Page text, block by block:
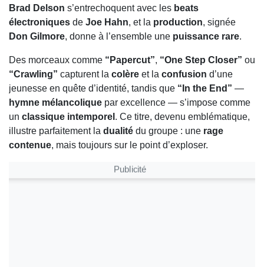
Brad Delson s’entrechoquent avec les beats
électroniques de Joe Hahn, et la production, signée
Don Gilmore, donne à l’ensemble une puissance rare.
Des morceaux comme “Papercut”, “One Step Closer” ou
“Crawling” capturent la colère et la confusion d’une
jeunesse en quête d’identité, tandis que “In the End” —
hymne mélancolique par excellence — s’impose comme
un classique intemporel . Ce titre, devenu emblématique,
illustre parfaitement la dualité du groupe : une rage
contenue, mais toujours sur le point d’exploser.
Publicité